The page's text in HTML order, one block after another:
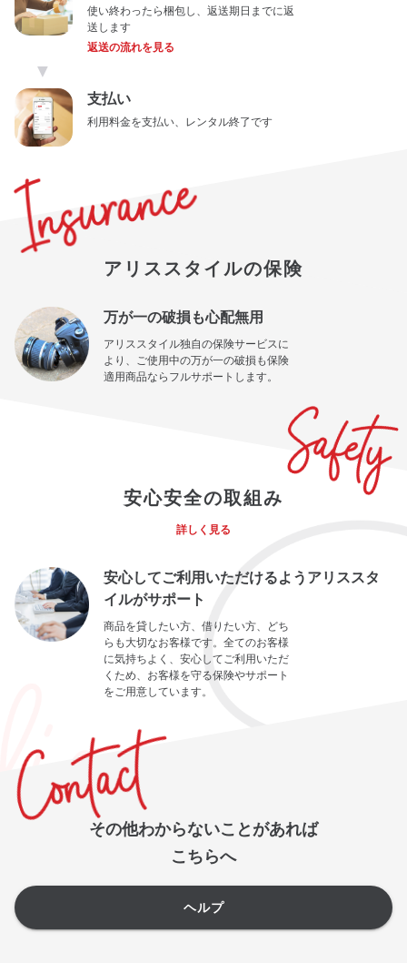
使い終わったら梱包し、返送期日までに返
送します
返送の流れを見る
▼
支払い
利用料金を支払い、レンタル終了です
アリススタイルの保険
万が一の破損も心配無用
アリススタイル独自の保険サービスに
より、ご使用中の万が一の破損も保険
適用商品ならフルサポートします。
安心安全の取組み
詳しく見る
安心してご利用いただけるようアリススタ
イルがサポート
商品を貸したい方、借りたい方、どち
らも大切なお客様です。全てのお客様
に気持ちよく、安心してご利用いただ
くため、お客様を守る保険やサポート
をご用意しています。
その他わからないことがあれば
こちらへ
ヘルプ